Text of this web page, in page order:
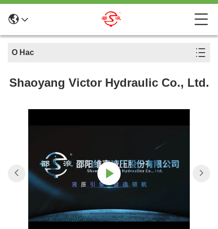
О Нас
Shaoyang Victor Hydraulic Co., Ltd.